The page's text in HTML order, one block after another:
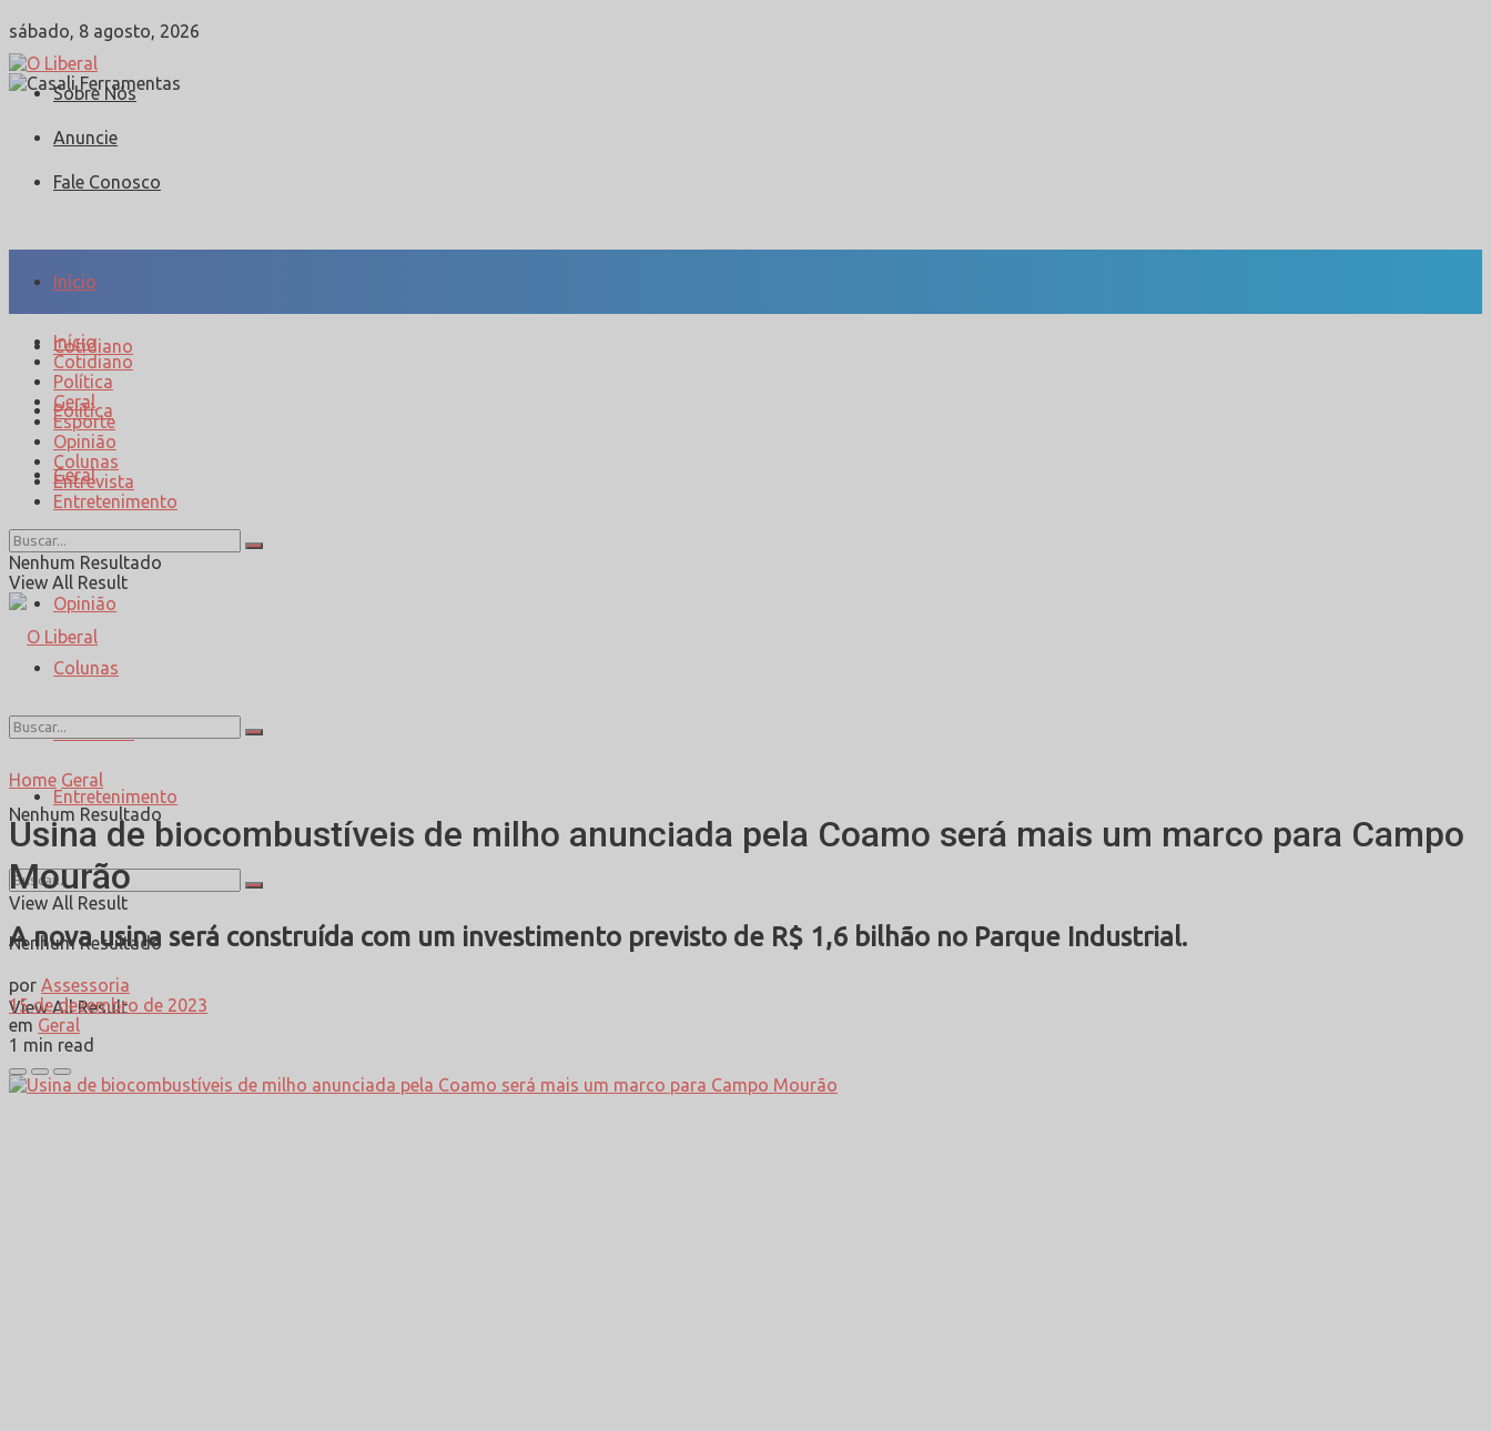
sábado, 8 agosto, 2026
Sobre Nós
Anuncie
Fale Conosco
Início
Cotidiano
Política
Geral
Esporte
Opinião
Colunas
Entrevista
Entretenimento
Nenhum Resultado
View All Result
Início
Cotidiano
Política
Geral
Esporte
Opinião
Colunas
Entrevista
Entretenimento
Nenhum Resultado
View All Result
Nenhum Resultado
View All Result
Home Geral
Usina de biocombustíveis de milho anunciada pela Coamo será mais um marco para Campo
Mourão
A nova usina será construída com um investimento previsto de R$ 1,6 bilhão no Parque Industrial.
por Assessoria
15 de dezembro de 2023
em Geral
1 min read